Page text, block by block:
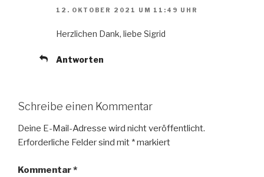
12. OKTOBER 2021 UM 11:49 UHR
Herzlichen Dank, liebe Sigrid
Antworten
Schreibe einen Kommentar
Deine E-Mail-Adresse wird nicht veröffentlicht.
Erforderliche Felder sind mit *markiert
Kommentar*